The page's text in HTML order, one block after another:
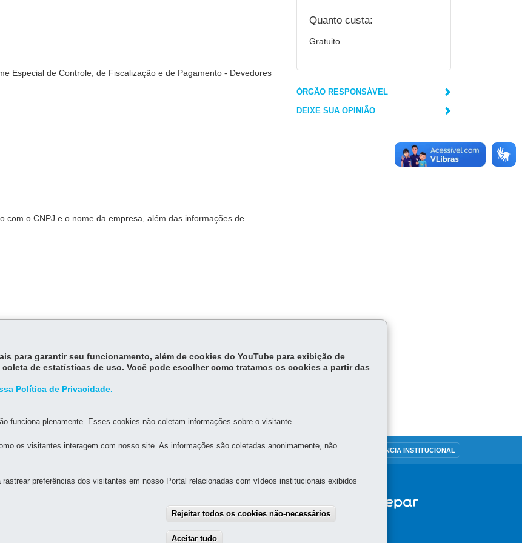
Especial de Controle, de Fiscalização e de Pagamento - Devedores
com o CNPJ e o nome da empresa, além das informações de
Quanto custa:
Gratuito.
ÓRGÃO RESPONSÁVEL
DEIXE SUA OPINIÃO
MAPA DO SITE DENUNCIE CORRUPÇÃO OUVIDORIA TRANSPARÊNCIA INSTITUCIONAL
ao público)
para garantir seu funcionamento, além de cookies do YouTube para exibição de
de estatísticas de uso. Você pode escolher como tratamos os cookies a partir das
Política de Privacidade.
funciona plenamente. Esses cookies não coletam informações sobre o visitante.
os visitantes interagem com nosso site. As informações são coletadas anonimamente, não
rastrear preferências dos visitantes em nosso Portal relacionadas com vídeos institucionais exibidos
Rejeitar todos os cookies não-necessários
Aceitar tudo